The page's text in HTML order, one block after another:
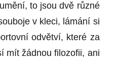
to jsou dvě různé
v kleci, lámání si
odvětví, které za
mít žádnou filozofii, ani